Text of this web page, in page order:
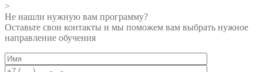
>
Не нашли нужную вам программу?
Оставьте свои контакты и мы поможем вам выбрать нужное
направление обучения